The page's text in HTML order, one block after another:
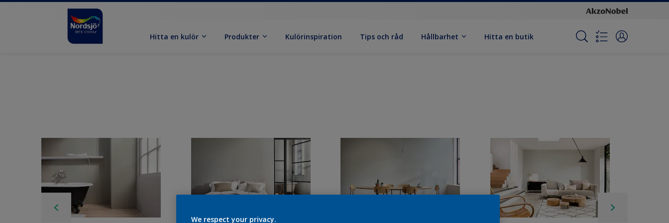
Hitta en kulör Produkter Kulörinspiration Tips och råd Hållbarhet Hitta en butik
We respect your privacy.